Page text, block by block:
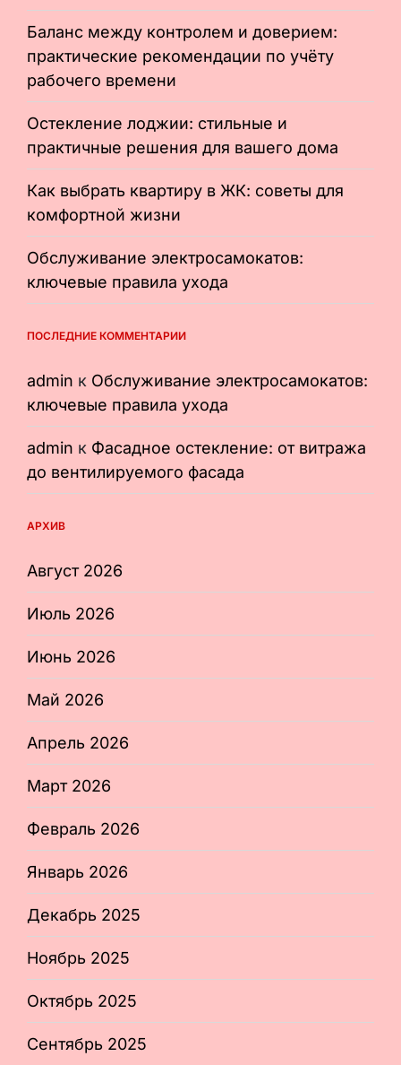
Баланс между контролем и доверием:
практические рекомендации по учёту
рабочего времени
Остекление лоджии: стильные и
практичные решения для вашего дома
Как выбрать квартиру в ЖК: советы для
комфортной жизни
Обслуживание электросамокатов:
ключевые правила ухода
ПОСЛЕДНИЕ КОММЕНТАРИИ
admin к Обслуживание электросамокатов:
ключевые правила ухода
admin к Фасадное остекление: от витража
до вентилируемого фасада
АРХИВ
Август 2026
Июль 2026
Июнь 2026
Май 2026
Апрель 2026
Март 2026
Февраль 2026
Январь 2026
Декабрь 2025
Ноябрь 2025
Октябрь 2025
Сентябрь 2025